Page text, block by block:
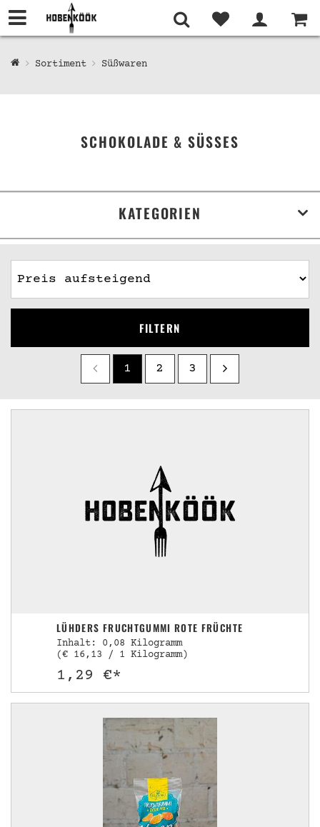
Sortiment Süßwaren
SCHOKOLADE & SÜSSES
KATEGORIEN
FILTERN
1 2 3
LÜHDERS FRUCHTGUMMI ROTE FRÜCHTE
Inhalt: 0,08 Kilogramm
(€ 16,13 / 1 Kilogramm)
1,29 €*